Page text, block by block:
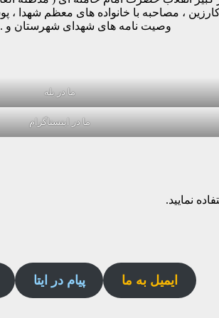
، مصاحبه با خانواده های معظم
وصیت نامه های شهدای شهرستان و
ما در بله
ما در اینستاگرام
نمایید.
ایمیل به ما پیام در ایتا